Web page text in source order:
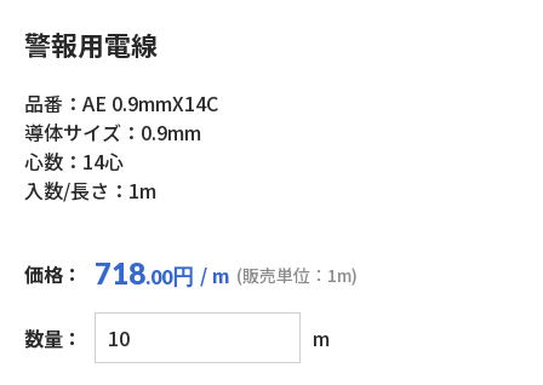
警報用電線
品番：AE 0.9mmX14C
導体サイズ：0.9mm
心数：14心
入数/長さ：1m
価格： 718.00円 / m (販売単位：1m)
数量：
警
報
m